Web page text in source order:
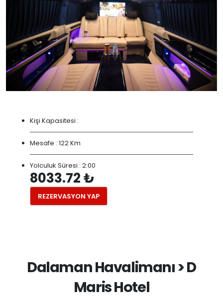
Kişi Kapasitesi :
Mesafe : 122 Km
Yolculuk Süresi : 2:00
8033.72 ₺
REZERVASYON YAP
Dalaman Havalimanı > D
Maris Hotel